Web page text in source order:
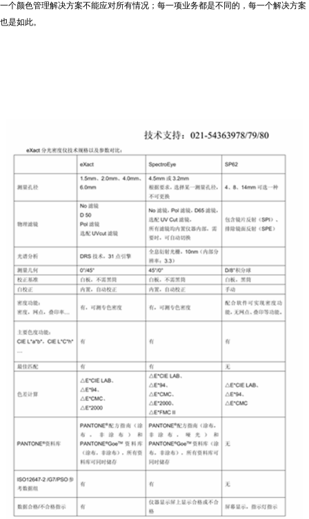
一个颜色管理解决方案不能应对所有情况；每一项业务都是不同的，每一个解决方案
也是如此。